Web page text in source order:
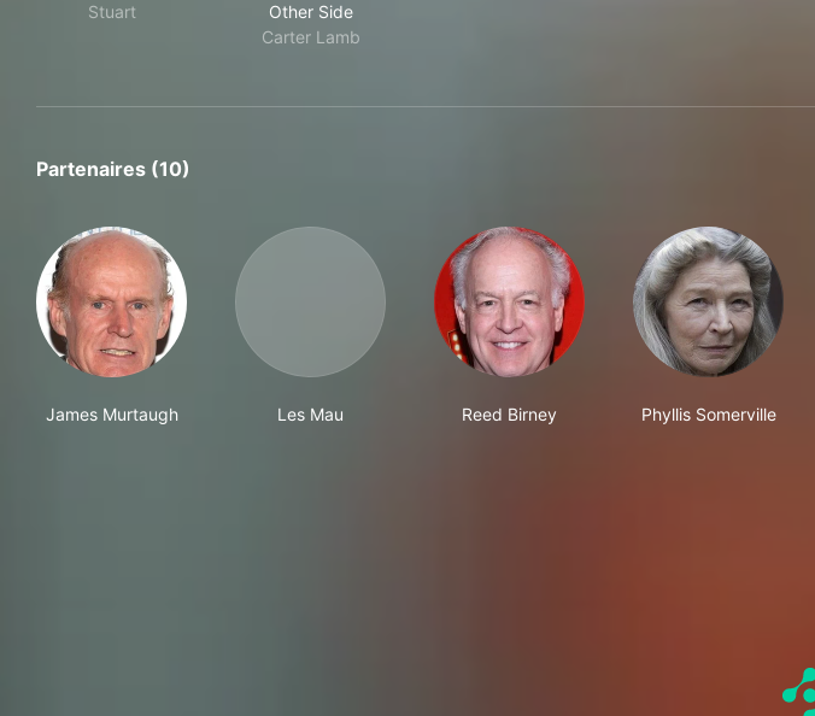
Stuart
Other Side
Carter Lamb
Partenaires (10)
James Murtaugh Les Mau Reed Birney Phyllis Somerville